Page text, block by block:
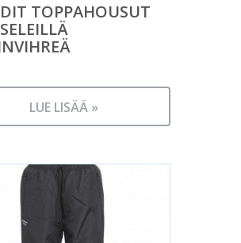
TOPPAHOUSUT
LUE LISÄÄ »